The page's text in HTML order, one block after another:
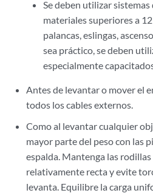
Se deben utilizar
materiales superiores a
palancas, eslingas,
sea práctico, se deben
especialmente
Antes de levantar o mover el
todos los cables externos.
Como al levantar cualquier
mayor parte del peso con las
espalda. Mantenga las
relativamente recta y evite
levanta. Equilibre la carga